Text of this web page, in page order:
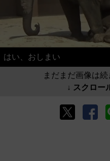
はい、おしまい
まだまだ画像は続
↓ スクロー